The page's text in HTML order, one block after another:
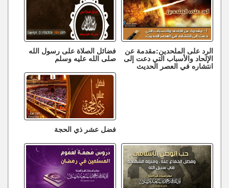
الرد على الملحدين:مقدمة عن
الإلحاد والأسباب التي دعت إلى
انتشاره في العصر الحديث
فضائل الصلاة على رسول الله
صلى الله عليه وسلم
فضل عشر ذي الحجة